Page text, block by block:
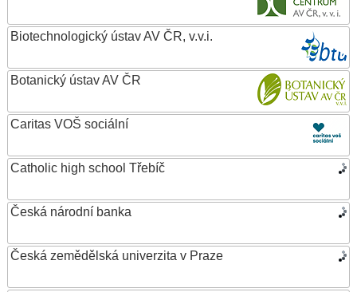
Biotechnologický ústav AV ČR, v.v.i.
Botanický ústav AV ČR
Caritas VOŠ sociální
Catholic high school Třebíč
Česká národní banka
Česká zemědělská univerzita v Praze